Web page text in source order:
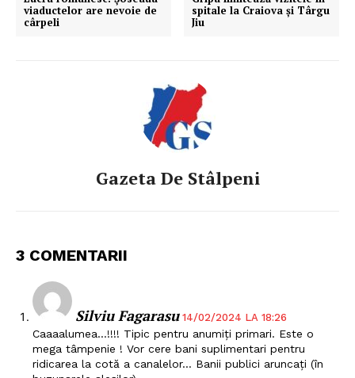
viaductelor are nevoie de
cârpeli
spitale la Craiova și Târgu
Jiu
Gazeta De Stâlpeni
3 COMENTARII
Silviu Fagarasu 14/02/2024 LA 18:26
Caaaalumea…!!!! Tipic pentru anumiți primari. Este o
mega tâmpenie ! Vor cere bani suplimentari pentru
ridicarea la cotă a canalelor… Banii publici aruncați (în